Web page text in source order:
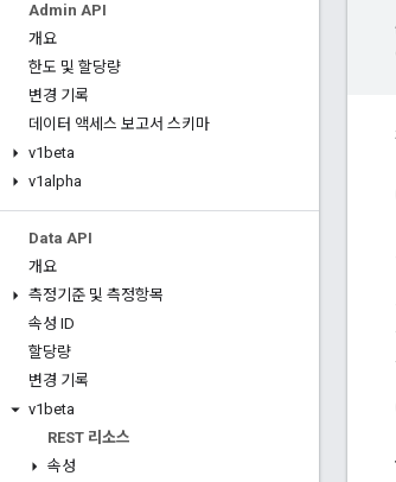
Admin API
개요
한도 및 할당량
변경 기록
데이터 액세스 보고서 스키마
v1beta
v1alpha
Data API
개요
측정기준 및 측정항목
속성 ID
할당량
변경 기록
v1beta
REST 리소스
속성